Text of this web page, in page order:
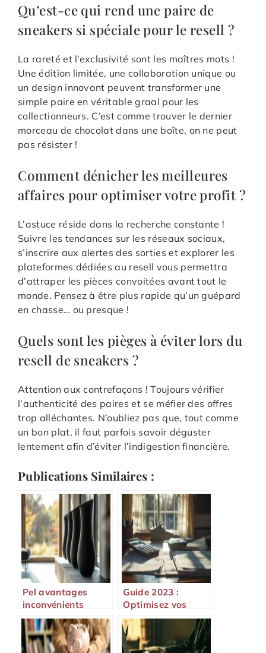
Qu’est-ce qui rend une paire de
sneakers si spéciale pour le resell ?
La rareté et l’exclusivité sont les maîtres mots !
Une édition limitée, une collaboration unique ou
un design innovant peuvent transformer une
simple paire en véritable graal pour les
collectionneurs. C’est comme trouver le dernier
morceau de chocolat dans une boîte, on ne peut
pas résister !
Comment dénicher les meilleures
affaires pour optimiser votre profit ?
L’astuce réside dans la recherche constante !
Suivre les tendances sur les réseaux sociaux,
s’inscrire aux alertes des sorties et explorer les
plateformes dédiées au resell vous permettra
d’attraper les pièces convoitées avant tout le
monde. Pensez à être plus rapide qu’un guépard
en chasse… ou presque !
Quels sont les pièges à éviter lors du
resell de sneakers ?
Attention aux contrefaçons ! Toujours vérifier
l’authenticité des paires et se méfier des offres
trop alléchantes. N’oubliez pas que, tout comme
un bon plat, il faut parfois savoir déguster
lentement afin d’éviter l’indigestion financière.
Publications Similaires :
Pel avantages
inconvénients
Guide 2023 :
Optimisez vos
droits de donation